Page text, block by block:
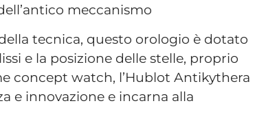
meccanismo
tecnica, questo orologio è dotato
e la posizione delle stelle, proprio
concept watch, l’Hublot Antikythera
e innovazione e incarna alla